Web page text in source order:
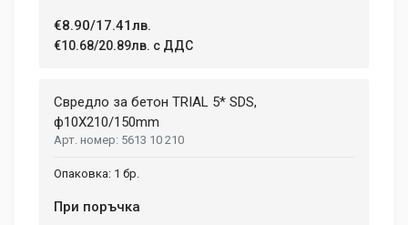
€8.90/17.41лв.
€10.68/20.89лв. с ДДС
Свредло за бетон TRIAL 5* SDS,
ф10X210/150mm
5613 10 210
1 бр.
При поръчка